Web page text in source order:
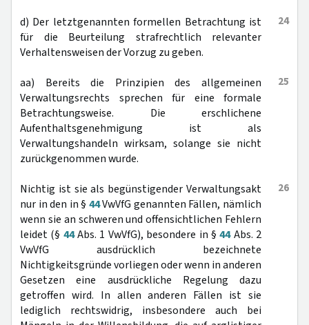
24
d) Der letztgenannten formellen Betrachtung ist
für die Beurteilung strafrechtlich relevanter
Verhaltensweisen der Vorzug zu geben.
25
aa) Bereits die Prinzipien des allgemeinen
Verwaltungsrechts sprechen für eine formale
Betrachtungsweise. Die erschlichene
Aufenthaltsgenehmigung ist als
Verwaltungshandeln wirksam, solange sie nicht
zurückgenommen wurde.
26
Nichtig ist sie als begünstigender Verwaltungsakt
nur in den in § 44VwVfG genannten Fällen, nämlich
wenn sie an schweren und offensichtlichen Fehlern
leidet (§ 44Abs. 1 VwVfG), besondere in §44Abs. 2
VwVfG ausdrücklich bezeichnete
Nichtigkeitsgründe vorliegen oder wenn in anderen
Gesetzen eine ausdrückliche Regelung dazu
getroffen wird. In allen anderen Fällen ist sie
lediglich rechtswidrig, insbesondere auch bei